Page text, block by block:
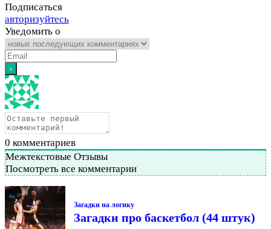
Подписаться
авторизуйтесь
Уведомить о
0 комментариев
Межтекстовые Отзывы
Посмотреть все комментарии
Загадки на логику
Загадки про баскетбол (44 штук)